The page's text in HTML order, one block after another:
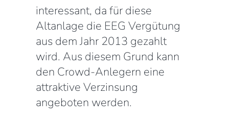
interessant, da für diese
Altanlage die EEG Vergütung
aus dem Jahr 2013 gezahlt
wird. Aus diesem Grund kann
den Crowd-Anlegern eine
attraktive Verzinsung
angeboten werden.